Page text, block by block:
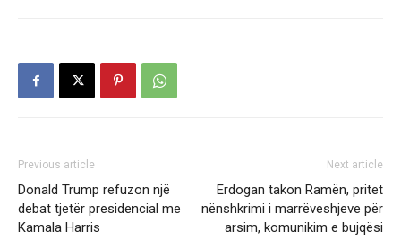
Previous article
Donald Trump refuzon një
debat tjetër presidencial me
Kamala Harris
Next article
Erdogan takon Ramën, pritet
nënshkrimi i marrëveshjeve për
arsim, komunikim e bujqësi